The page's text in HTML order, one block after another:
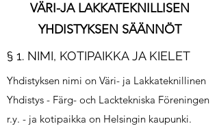
VÄRI-JA LAKKATEKNILLISEN
YHDISTYKSEN SÄÄNNÖT
§ 1. NIMI, KOTIPAIKKA JA KIELET
Yhdistyksen nimi on Väri- ja Lakkateknillinen
Yhdistys - Färg- och Lacktekniska Föreningen
r.y. - ja kotipaikka on Helsingin kaupunki.